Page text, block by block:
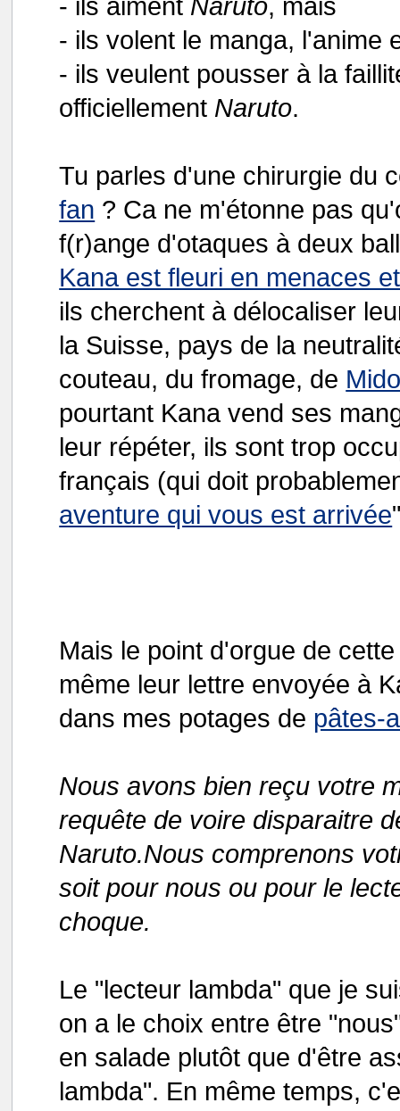
- ils volent le manga, l'anime
- ils veulent pousser à la
officiellement Naruto.
Tu parles d'une chirurgie du
fan ? Ca ne m'étonne pas
f(r)ange d'otaques à deux
Kana est fleuri en menaces
ils cherchent à délocaliser
la Suisse, pays de la
couteau, du fromage, de
pourtant Kana vend ses
leur répéter, ils sont trop
français (qui doit
aventure qui vous est arrivée
Mais le point d'orgue de
même leur lettre envoyée à
dans mes potages de pâtes-
Nous avons bien reçu votre
requête de voire disparaitre
Naruto.Nous comprenons
soit pour nous ou pour le
choque.
Le "lecteur lambda" que je
on a le choix entre être
en salade plutôt que d'être
lambda". En même temps,